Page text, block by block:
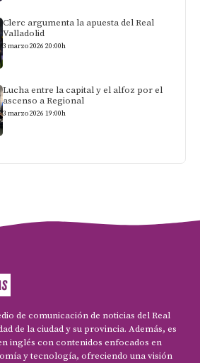
Clerc argumenta la apuesta del Real
Valladolid
3 marzo 2026 20:00h
Lucha entre la capital y el alfoz por el
ascenso a Regional
3 marzo 2026 19:00h
de comunicación de noticias del Real
de la ciudad y su provincia. Además, es
inglés con contenidos enfocados en
y tecnología, ofreciendo una visión